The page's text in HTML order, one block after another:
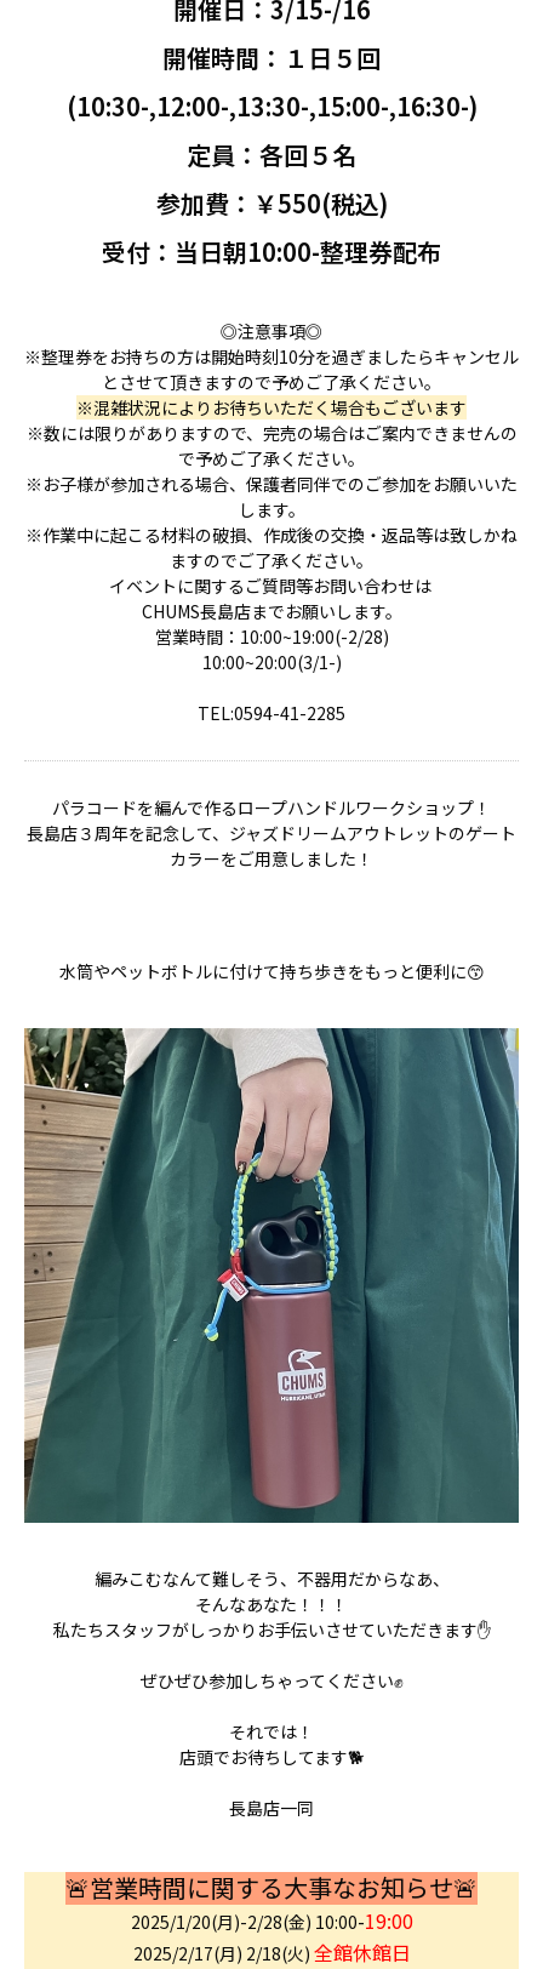
開催日：3/15-/16
開催時間：１日５回
(10:30-,12:00-,13:30-,15:00-,16:30-)
定員：各回５名
参加費：￥550(税込)
受付：当日朝10:00-整理券配布
◎注意事項◎
※整理券をお持ちの方は開始時刻10分を過ぎましたらキャンセル
とさせて頂きますので予めご了承ください。
※混雑状況によりお待ちいただく場合もございます
※数には限りがありますので、完売の場合はご案内できませんの
で予めご了承ください。
※お子様が参加される場合、保護者同伴でのご参加をお願いいた
します。
※作業中に起こる材料の破損、作成後の交換・返品等は致しかね
ますのでご了承ください。
イベントに関するご質問等お問い合わせは
CHUMS長島店までお願いします。
営業時間：10:00~19:00(-2/28)
10:00~20:00(3/1-)
TEL:0594-41-2285
パラコードを編んで作るロープハンドルワークショップ！
長島店３周年を記念して、ジャズドリームアウトレットのゲート
カラーをご用意しました！
水筒やペットボトルに付けて持ち歩きをもっと便利に😙
編みこむなんて難しそう、不器用だからなあ、
そんなあなた！！！
私たちスタッフがしっかりお手伝いさせていただきます✋
ぜひぜひ参加しちゃってください✊
それでは！
店頭でお待ちしてます🐕
長島店一同
🚨営業時間に関する大事なお知らせ🚨
2025/1/20(月)-2/28(金) 10:00-19:00
2025/2/17(月) 2/18(火) 全館休館日